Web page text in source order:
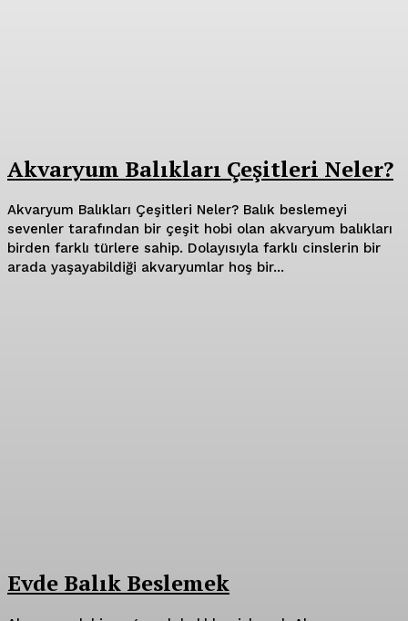
Akvaryum Balıkları Çeşitleri Neler?
Akvaryum Balıkları Çeşitleri Neler? Balık beslemeyi
sevenler tarafından bir çeşit hobi olan akvaryum balıkları
birden farklı türlere sahip. Dolayısıyla farklı cinslerin bir
arada yaşayabildiği akvaryumlar hoş bir...
Evde Balık Beslemek